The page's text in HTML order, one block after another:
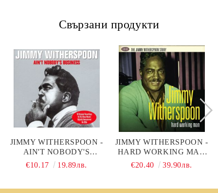
Свързани продукти
JIMMY WITHERSPOON -
AIN'T NOBODY'S
BUSINESS (DIGITALLY
€10.17 19.89лв.
JIMMY WITHERSPOON -
HARD WORKING MAN
(4CD) (CD)
€20.40 39.90лв.